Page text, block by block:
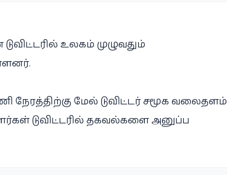
உலகம் முழுவதும்
நேரத்திற்கு மேல் டுவிட்டர் சமூக வலைதளம்
டுவிட்டரில் தகவல்களை அனுப்ப